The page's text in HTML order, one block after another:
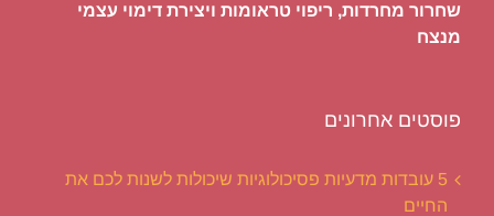
שחרור מחרדות, ריפוי טראומות ויצירת דימוי עצמי
מנצח
פוסטים אחרונים
5 עובדות מדעיות פסיכולוגיות שיכולות לשנות לכם את
החיים